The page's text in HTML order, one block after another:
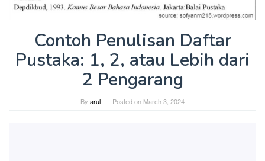
Contoh Penulisan Daftar
Pustaka: 1, 2, atau Lebih dari
2 Pengarang
By arul Posted on March 3, 2024